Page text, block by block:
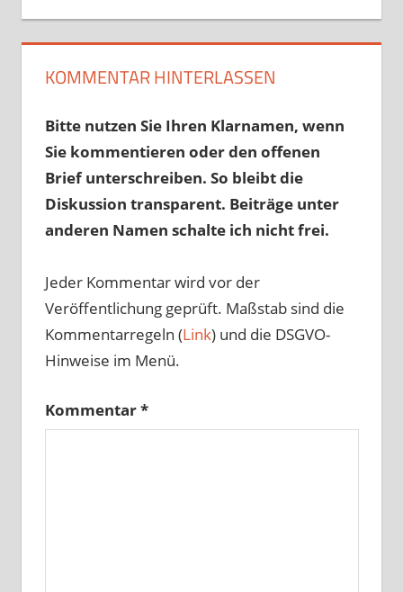
KOMMENTAR HINTERLASSEN
Bitte nutzen Sie Ihren Klarnamen, wenn
Sie kommentieren oder den offenen
Brief unterschreiben. So bleibt die
Diskussion transparent. Beiträge unter
anderen Namen schalte ich nicht frei.
Jeder Kommentar wird vor der
Veröffentlichung geprüft. Maßstab sind die
Kommentarregeln (Link) und die DSGVO-
Hinweise im Menü.
Kommentar*